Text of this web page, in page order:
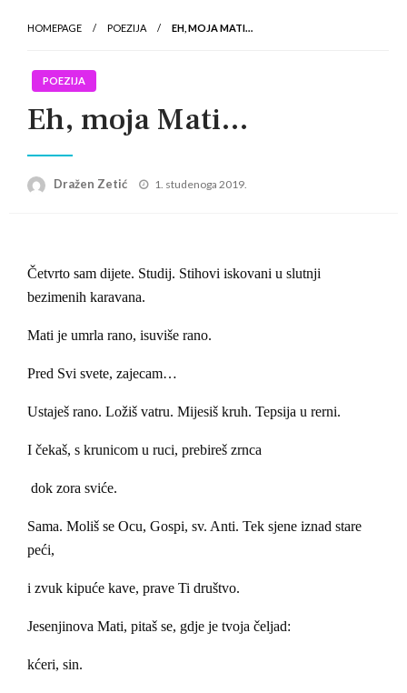
HOMEPAGE POEZIJA EH, MOJA MATI…
POEZIJA
Eh, moja Mati…
Dražen Zetić
Posted
1. studenoga 2019.
Četvrto sam dijete. Studij. Stihovi iskovani u slutnji
bezimenih karavana.
Mati je umrla rano, isuviše rano.
Pred Svi svete, zajecam…
Ustaješ rano. Ložiš vatru. Mijesiš kruh. Tepsija u rerni.
I čekaš, s krunicom u ruci, prebireš zrnca
dok zora sviće.
Sama. Moliš se Ocu, Gospi, sv. Anti. Tek sjene iznad stare
peći,
i zvuk kipuće kave, prave Ti društvo.
Jesenjinova Mati, pitaš se, gdje je tvoja čeljad:
kćeri, sin.